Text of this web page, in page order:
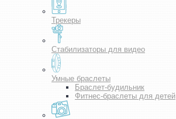
Трекеры
Стабилизаторы для видео
Умные браслеты
Браслет-будильник
Фитнес-браслеты для детей